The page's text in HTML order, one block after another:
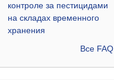
контроле за пестицидами
на складах временного
хранения
Все FAQ